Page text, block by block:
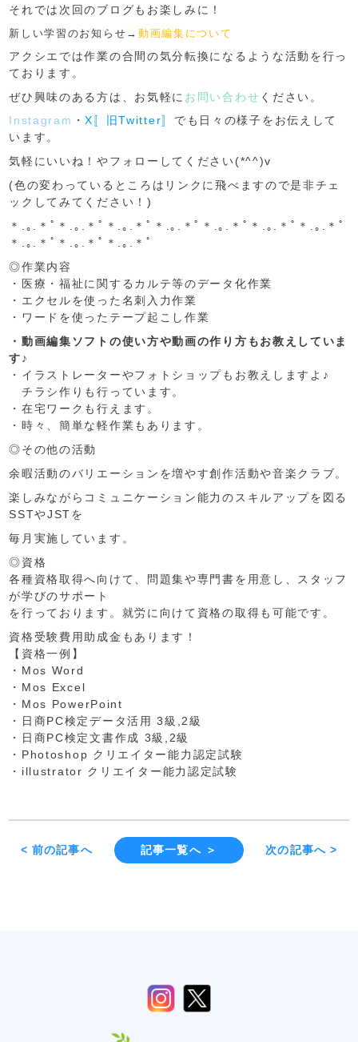
それでは次回のブログもお楽しみに！
新しい学習のお知らせ→ 動画編集について
アクシエでは作業の合間の気分転換になるような活動を行っ
ております。
ぜひ興味のある方は、お気軽に お問い合わせ ください。
Instagram ・X〚旧Twitter〛 でも日々の様子をお伝えして
います。
気軽にいいね！やフォローしてください(*^^)v
(色の変わっているところはリンクに飛べますので是非チェ
ックしてみてください！)
＊.｡.＊ﾟ＊.｡.＊ﾟ＊.｡.＊ﾟ＊.｡.＊ﾟ＊.｡.＊ﾟ＊.｡.＊ﾟ＊.｡.＊ﾟ
＊.｡.＊ﾟ＊.｡.＊ﾟ＊.｡.＊ﾟ
◎作業内容
・医療・福祉に関するカルテ等のデータ化作業
・エクセルを使った名刺入力作業
・ワードを使ったテープ起こし作業
・動画編集ソフトの使い方や動画の作り方もお教えしていま
す♪
・イラストレーターやフォトショップもお教えしますよ♪
チラシ作りも行っています。
・在宅ワークも行えます。
・時々、簡単な軽作業もあります。
◎その他の活動
余暇活動のバリエーションを増やす創作活動や音楽クラブ。
楽しみながらコミュニケーション能力のスキルアップを図る
SSTやJSTを
毎月実施しています。
◎資格
各種資格取得へ向けて、問題集や専門書を用意し、スタッフ
が学びのサポート
を行っております。就労に向けて資格の取得も可能です。
資格受験費用助成金もあります！
【資格一例】
・Mos Word
・Mos Excel
・Mos PowerPoint
・日商PC検定データ活用 3級,2級
・日商PC検定文書作成 3級,2級
・Photoshop クリエイター能力認定試験
・illustrator クリエイター能力認定試験
< 前の記事へ 記事一覧へ ＞ 次の記事へ >